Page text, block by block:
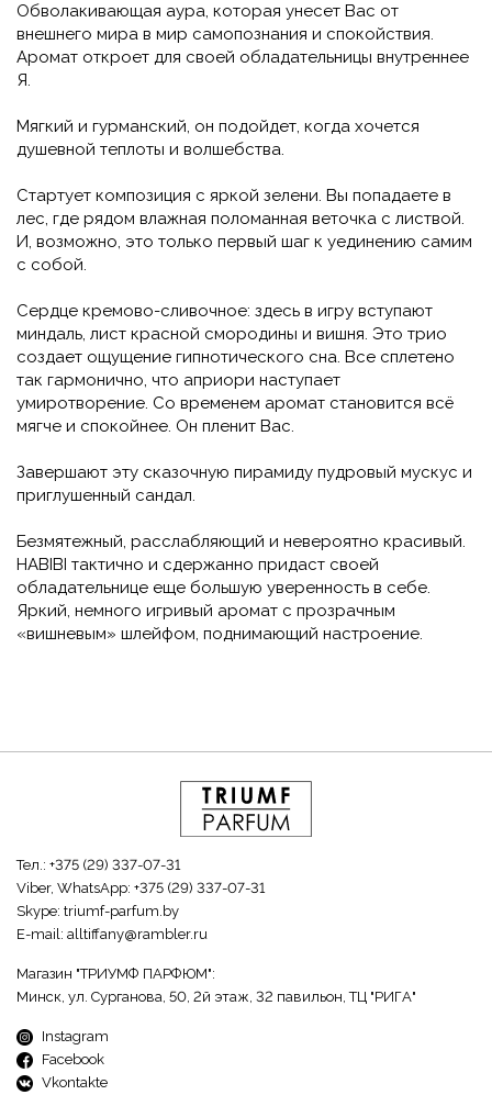
Обволакивающая аура, которая унесет Вас от
внешнего мира в мир самопознания и спокойствия.
Аромат откроет для своей обладательницы внутреннее
Я.
Мягкий и гурманский, он подойдет, когда хочется
душевной теплоты и волшебства.
Стартует композиция с яркой зелени. Вы попадаете в
лес, где рядом влажная поломанная веточка с листвой.
И, возможно, это только первый шаг к уединению самим
с собой.
Сердце кремово-сливочное: здесь в игру вступают
миндаль, лист красной смородины и вишня. Это трио
создает ощущение гипнотического сна. Все сплетено
так гармонично, что априори наступает
умиротворение. Со временем аромат становится всё
мягче и спокойнее. Он пленит Вас.
Завершают эту сказочную пирамиду пудровый мускус и
приглушенный сандал.
Безмятежный, расслабляющий и невероятно красивый.
HABIBI тактично и сдержанно придаст своей
обладательнице еще большую уверенность в себе.
Яркий, немного игривый аромат с прозрачным
«вишневым» шлейфом, поднимающий настроение.
Тел.: +375 (29) 337-07-31
Viber, WhatsApp: +375 (29) 337-07-31
Skype: triumf-parfum.by
E-mail: alltiffany@rambler.ru
Магазин "ТРИУМФ ПАРФЮМ":
Минск, ул. Сурганова, 50, 2й этаж, 32 павильон, ТЦ "РИГА"
Instagram
Facebook
Vkontakte